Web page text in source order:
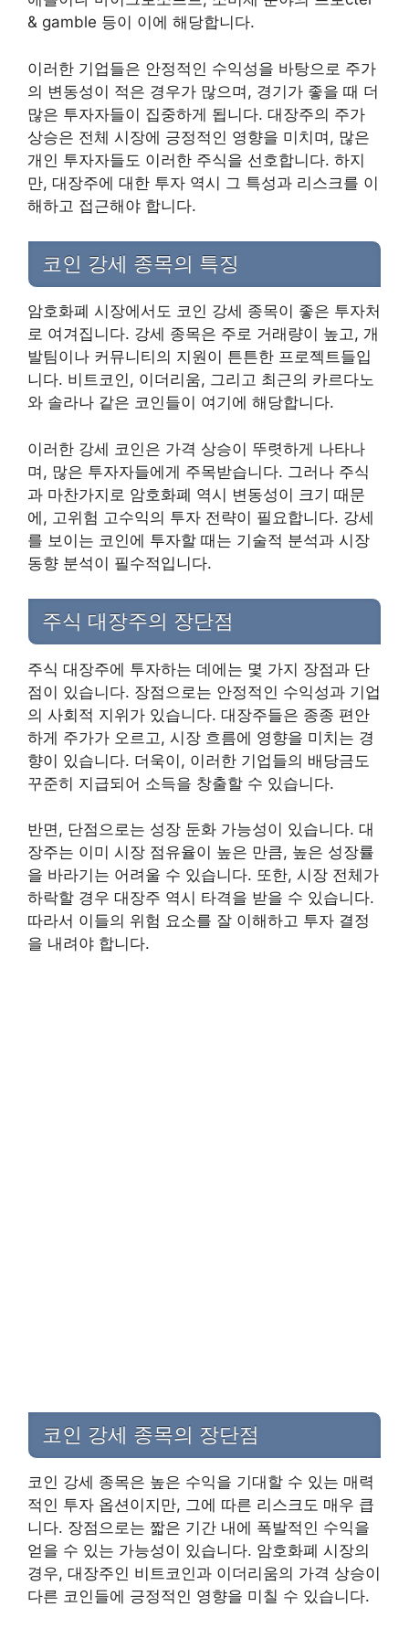
& gamble 등이 이에 해당합니다.
이러한 기업들은 안정적인 수익성을 바탕으로 주가
의 변동성이 적은 경우가 많으며, 경기가 좋을 때 더
많은 투자자들이 집중하게 됩니다. 대장주의 주가
상승은 전체 시장에 긍정적인 영향을 미치며, 많은
개인 투자자들도 이러한 주식을 선호합니다. 하지
만, 대장주에 대한 투자 역시 그 특성과 리스크를 이
해하고 접근해야 합니다.
코인 강세 종목의 특징
암호화폐 시장에서도 코인 강세 종목이 좋은 투자처
로 여겨집니다. 강세 종목은 주로 거래량이 높고, 개
발팀이나 커뮤니티의 지원이 튼튼한 프로젝트들입
니다. 비트코인, 이더리움, 그리고 최근의 카르다노
와 솔라나 같은 코인들이 여기에 해당합니다.
이러한 강세 코인은 가격 상승이 뚜렷하게 나타나
며, 많은 투자자들에게 주목받습니다. 그러나 주식
과 마찬가지로 암호화폐 역시 변동성이 크기 때문
에, 고위험 고수익의 투자 전략이 필요합니다. 강세
를 보이는 코인에 투자할 때는 기술적 분석과 시장
동향 분석이 필수적입니다.
주식 대장주의 장단점
주식 대장주에 투자하는 데에는 몇 가지 장점과 단
점이 있습니다. 장점으로는 안정적인 수익성과 기업
의 사회적 지위가 있습니다. 대장주들은 종종 편안
하게 주가가 오르고, 시장 흐름에 영향을 미치는 경
향이 있습니다. 더욱이, 이러한 기업들의 배당금도
꾸준히 지급되어 소득을 창출할 수 있습니다.
반면, 단점으로는 성장 둔화 가능성이 있습니다. 대
장주는 이미 시장 점유율이 높은 만큼, 높은 성장률
을 바라기는 어려울 수 있습니다. 또한, 시장 전체가
하락할 경우 대장주 역시 타격을 받을 수 있습니다.
따라서 이들의 위험 요소를 잘 이해하고 투자 결정
을 내려야 합니다.
코인 강세 종목의 장단점
코인 강세 종목은 높은 수익을 기대할 수 있는 매력
적인 투자 옵션이지만, 그에 따른 리스크도 매우 큽
니다. 장점으로는 짧은 기간 내에 폭발적인 수익을
얻을 수 있는 가능성이 있습니다. 암호화폐 시장의
경우, 대장주인 비트코인과 이더리움의 가격 상승이
다른 코인들에 긍정적인 영향을 미칠 수 있습니다.